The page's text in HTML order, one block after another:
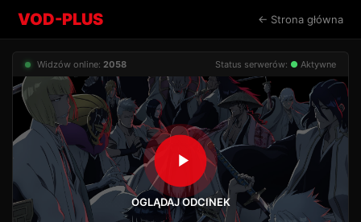
VOD-PLUS ← Strona główna
Widzów online: 2058 Status serwerów: ● Aktywne
OGLĄDAJ ODCINEK